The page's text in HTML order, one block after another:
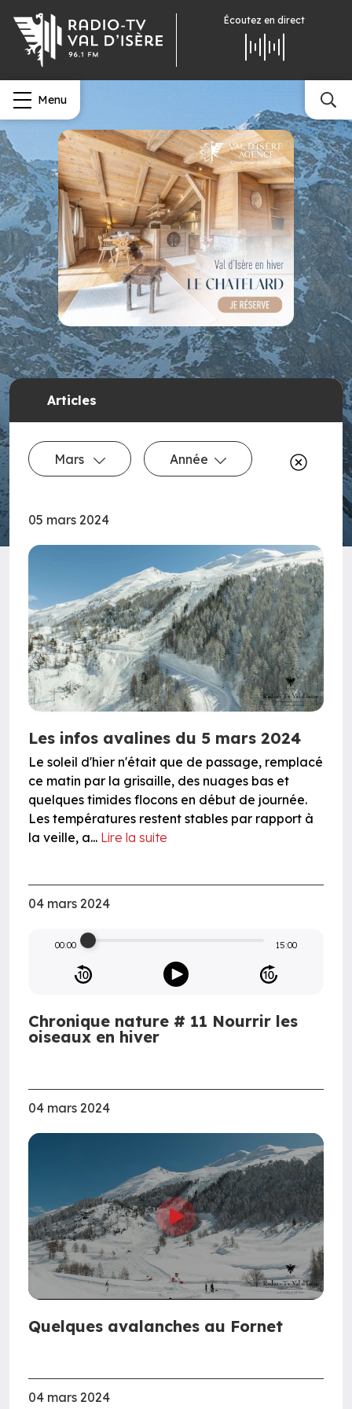
Écoutez en direct
Menu
Articles
Mars Année
05 mars 2024
Les infos avalines du 5 mars 2024
Le soleil d'hier n'était que de passage, remplacé
ce matin par la grisaille, des nuages bas et
quelques timides flocons en début de journée.
Les températures restent stables par rapport à
la veille, a... Lire la suite
04 mars 2024
00:00 15:00
Chronique nature # 11 Nourrir les
oiseaux en hiver
04 mars 2024
Quelques avalanches au Fornet
04 mars 2024